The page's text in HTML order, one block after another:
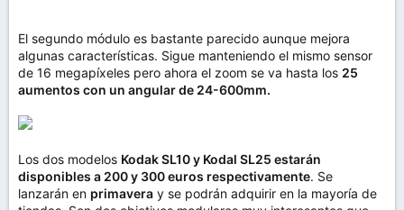
El segundo módulo es bastante parecido aunque mejora
algunas características. Sigue manteniendo el mismo sensor
de 16 megapíxeles pero ahora el zoom se va hasta los 25
aumentos con un angular de 24-600mm.
Los dos modelos Kodak SL10 y Kodal SL25 estarán
disponibles a 200 y 300 euros respectivamente. Se
lanzarán en primavera y se podrán adquirir en la mayoría de